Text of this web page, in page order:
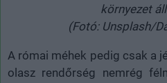
környezet
(Fotó: Unsplash/
A római méhek pedig csak a
olasz rendőrség nemrég